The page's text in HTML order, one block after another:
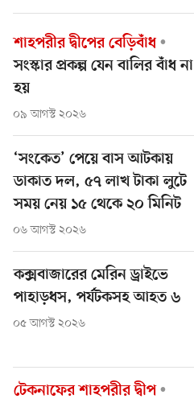
শাহপরীর দ্বীপের বেড়িবাঁধ
সংস্কার প্রকল্প যেন বালির বাঁধ না
হয়
০৯ আগস্ট ২০২৬
‘সংকেত’ পেয়ে বাস আটকায়
ডাকাত দল, ৫৭ লাখ টাকা লুটে
সময় নেয় ১৫ থেকে ২০ মিনিট
০৬ আগস্ট ২০২৬
কক্সবাজারের মেরিন ড্রাইভে
পাহাড়ধস, পর্যটকসহ আহত ৬
০৫ আগস্ট ২০২৬
টেকনাফের শাহপরীর দ্বীপ